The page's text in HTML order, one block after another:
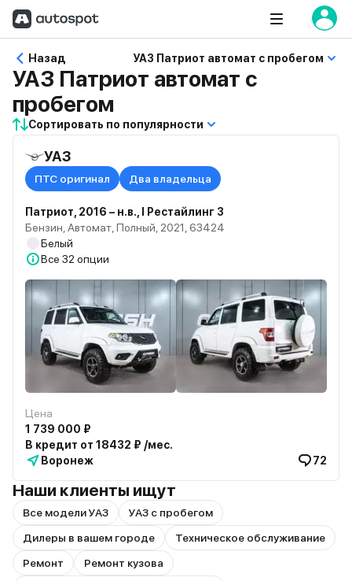
Назад УАЗ Патриот автомат с пробегом
УАЗ Патриот автомат с
пробегом
Сортировать по популярности
УАЗ
ПТС оригинал Два владельца
Патриот, 2016 – н.в., I Рестайлинг 3
Бензин, Автомат, Полный, 2021, 63424
Белый
Все 32 опции
Цена
1 739 000 ₽
В кредит от 18432 ₽ /мес.
Воронеж
72
Наши клиенты ищут
Все модели УАЗ
УАЗ с пробегом
Дилеры в вашем городе
Техническое обслуживание
Ремонт
Ремонт кузова